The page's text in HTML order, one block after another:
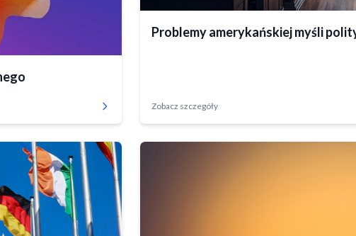
Problemy amerykańskiej myśli
Zobacz szczegóły